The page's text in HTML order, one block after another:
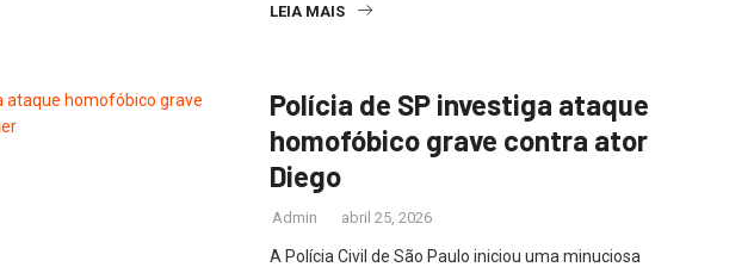
LEIA MAIS
Polícia de SP investiga ataque
homofóbico grave contra ator
Diego
Admin abril 25, 2026
A Polícia Civil de São Paulo iniciou uma minuciosa